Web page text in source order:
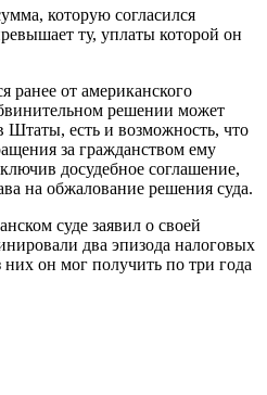
которую согласился
ту, уплаты которой он
ранее от американского
решении может
Штаты, есть и возможность, что
за гражданством ему
досудебное соглашение,
на обжалование решения суда.
суде заявил о своей
два эпизода налоговых
он мог получить по три года